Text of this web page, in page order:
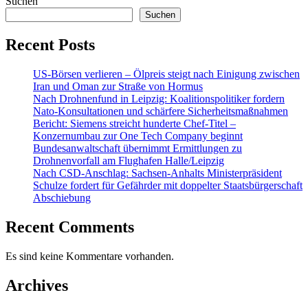
Suchen
Recent Posts
US-Börsen verlieren – Ölpreis steigt nach Einigung zwischen
Iran und Oman zur Straße von Hormus
Nach Drohnenfund in Leipzig: Koalitionspolitiker fordern
Nato-Konsultationen und schärfere Sicherheitsmaßnahmen
Bericht: Siemens streicht hunderte Chef-Titel –
Konzernumbau zur One Tech Company beginnt
Bundesanwaltschaft übernimmt Ermittlungen zu
Drohnenvorfall am Flughafen Halle/Leipzig
Nach CSD-Anschlag: Sachsen-Anhalts Ministerpräsident
Schulze fordert für Gefährder mit doppelter Staatsbürgerschaft
Abschiebung
Recent Comments
Es sind keine Kommentare vorhanden.
Archives